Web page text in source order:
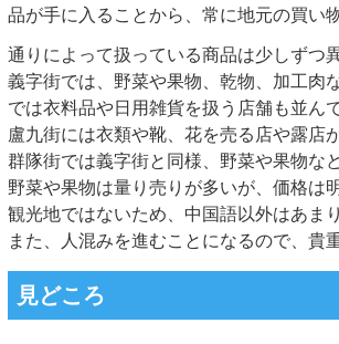
品が手に入ることから、常に地元の買い
通りによって扱っている商品は少しずつ異
義字街では、野菜や果物、乾物、加工肉
では衣料品や日用雑貨を扱う店舗も並んで
盧九街には衣類や靴、花を売る店や露店が
群隊街では義字街と同様、野菜や果物な
野菜や果物は量り売りが多いが、価格は
観光地ではないため、中国語以外はあま
また、人混みを進むことになるので、貴
見どころ